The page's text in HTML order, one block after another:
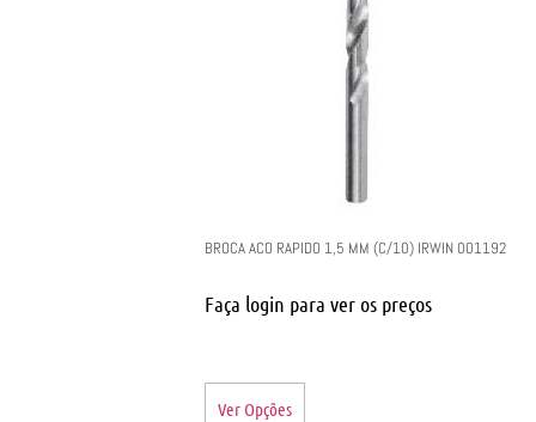
BROCA ACO RAPIDO 1,5 MM (C/10) IRWIN 001192
Faça login para ver os preços
Ver Opções